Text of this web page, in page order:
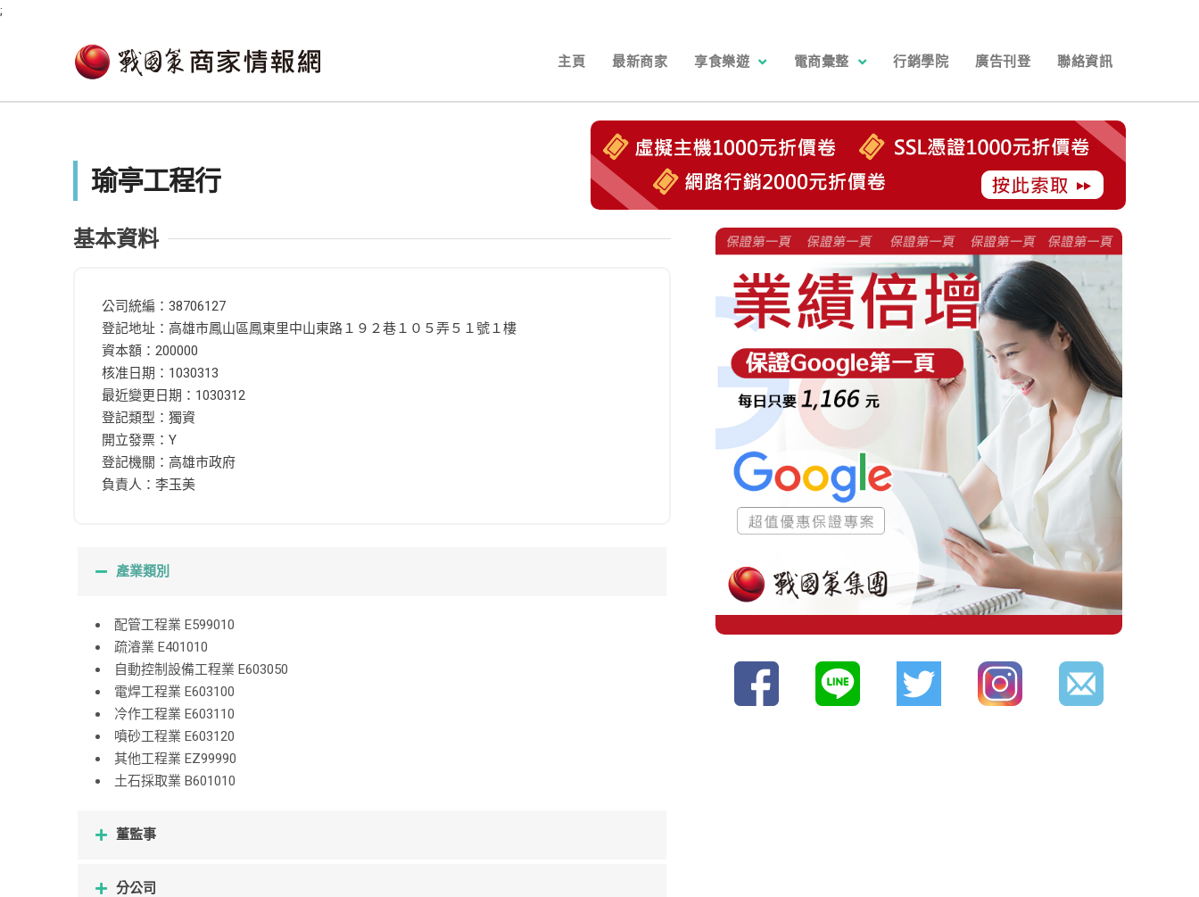
;
主頁 最新商家 享食樂遊 電商彙整 行銷學院 廣告刊登 聯絡資訊
瑜亭工程行
基本資料
公司統編：38706127
登記地址：高雄市鳳山區鳳東里中山東路１９２巷１０５弄５１號１樓
資本額：200000
核准日期：1030313
最近變更日期：1030312
登記類型：獨資
開立發票：Y
登記機關：高雄市政府
負責人：李玉美
產業類別
配管工程業 E599010
疏濬業 E401010
自動控制設備工程業 E603050
電焊工程業 E603100
冷作工程業 E603110
噴砂工程業 E603120
其他工程業 EZ99990
土石採取業 B601010
董監事
分公司